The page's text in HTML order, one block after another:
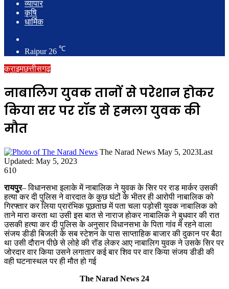
व्यापार
कृषि
धार्मिक
for
Raipur 26 ℃
क्राइमछत्तीसगढ़
नाबालिग युवक तानों से परेशान होकर
किया सर पर रॉड से हमला युवक की
मौत
The Narad News Send
May 5, 2023Last
Updated: May 5, 2023
610
रायपुर– विधानसभा इलाके में नाबालिक ने युवक के सिर पर राड मार्कर उसकी
हत्या कर दी पुलिस ने वारदात के कुछ घंटों के भीतर ही आरोपी नाबालिक को
गिरफ्तार कर लिया प्रारंभिक पूछताछ में पता चला पड़ोसी युवक नाबालिक को
ताने मारा करता था उसी इस बात से नाराज होकर नाबालिक ने बुधवार की रात
उसकी हत्या कर दी पुलिस के अनुसार विधानसभा के पिता गांव में रहने वाला
संजय डीडी बिजली के सब स्टेशन के पास साप्ताहिक बाजार की दुकान पर बैठा
था उसी दौरान पीछे से लोहे की रॉड लेकर आए नाबालिग युवक ने उसके सिर पर
जोरदार वार किया उसने लगातार कई बार शिव पर वार किया संजय डीडी की
वही घटनास्थल पर ही मौत हो गई
The Narad News 24